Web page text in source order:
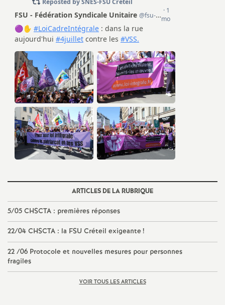
ARTICLES DE LA RUBRIQUE
5/05 CHSCTA : premières réponses
22/04 CHSCTA : la FSU Créteil exigeante!
22 /06 Protocole et nouvelles mesures pour personnes
fragiles
VOIR TOUS LES ARTICLES